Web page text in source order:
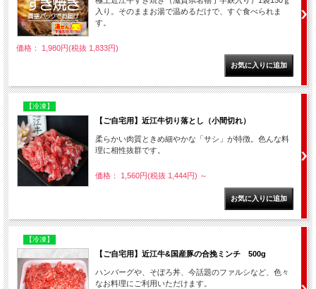
入り。そのままお湯で温めるだけで、すぐ食べられま
す。
価格： 1,980円(税抜 1,833円)
【冷凍】
【ご自宅用】近江牛切り落とし（小間切れ）
柔らかい肉質ときめ細やかな「サシ」が特徴。色んな料
理に相性抜群です。
価格： 1,560円(税抜 1,444円) ～
【冷凍】
【ご自宅用】近江牛&国産豚の合挽ミンチ 500g
ハンバーグや、そぼろ丼、今話題のファルシなど、色々
なお料理にご利用いただけます。